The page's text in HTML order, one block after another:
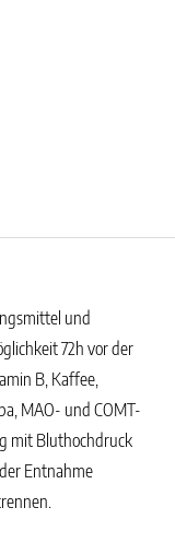
und
72h vor der
B, Kaffee,
MAO- und COMT-
mit Bluthochdruck
Entnahme